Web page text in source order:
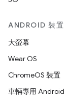
ANDROID 裝置
大螢幕
Wear OS
ChromeOS 裝置
車輛專用 Android